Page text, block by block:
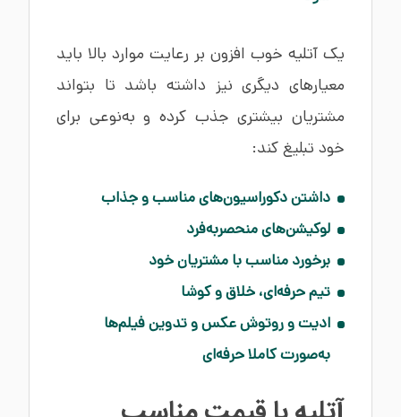
یک آتلیه خوب افزون بر رعایت موارد بالا باید
معیارهای دیگری نیز داشته باشد تا بتواند
مشتریان بیشتری جذب کرده و به‌نوعی برای
خود تبلیغ کند:
داشتن دکوراسیون‌های مناسب و جذاب
لوکیشن‌های منحصربه‌فرد
برخورد مناسب با مشتریان خود
تیم حرفه‌ای، خلاق و کوشا
ادیت و روتوش عکس و تدوین فیلم‌ها
به‌صورت کاملا حرفه‌ای